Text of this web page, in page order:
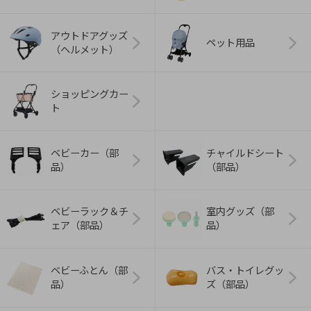
アウトドアグッズ
（ヘルメット）
ペット用品
ショッピングカー
ト
ベビーカー（部
品）
チャイルドシート
（部品）
ベビーラック＆チ
ェア（部品）
室内グッズ（部
品）
ベビーふとん（部
品）
バス・トイレグッ
ズ（部品）